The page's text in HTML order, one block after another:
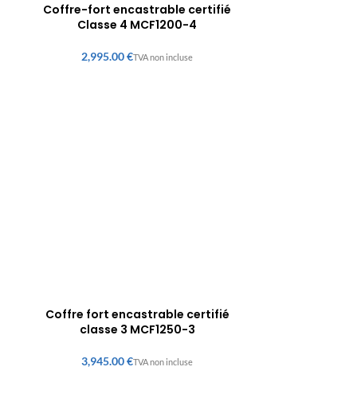
Coffre-fort encastrable certifié
Classe 4 MCF1200-4
€
Coffre fort encastrable certifié
classe 3 MCF1250-3
€